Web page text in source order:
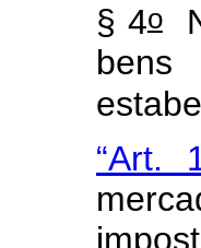
§ 4o
“Art.